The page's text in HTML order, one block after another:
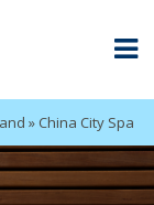
» China City Spa